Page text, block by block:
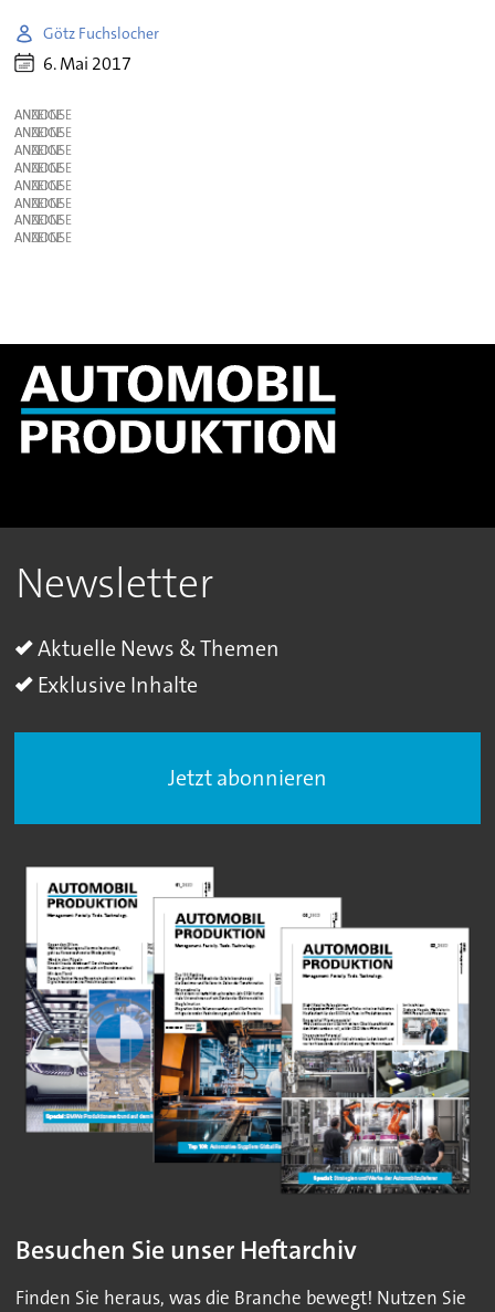
Götz Fuchslocher
6. Mai 2017
ANZEIGE
ANZEIGE
ANZEIGE
ANZEIGE
ANZEIGE
ANZEIGE
ANZEIGE
ANZEIGE
Newsletter
Aktuelle News & Themen
Exklusive Inhalte
Jetzt abonnieren
Besuchen Sie unser Heftarchiv
Finden Sie heraus, was die Branche bewegt! Nutzen Sie